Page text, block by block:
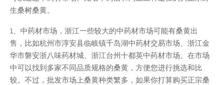
生桑树桑黄。
1、中药材市场，浙江一些较大的中药材市场可能有桑黄出
售，比如杭州市淳安县临岐镇千岛湖中药材交易市场、浙江金
华市磐安浙八味药材城、浙江台州十都英中药材市场。在市场
中可以找到多家不同品质规格的桑黄，方便您进行挑选和比
较。不过，批发市场上桑黄种类繁多，如果你打算购买正宗桑